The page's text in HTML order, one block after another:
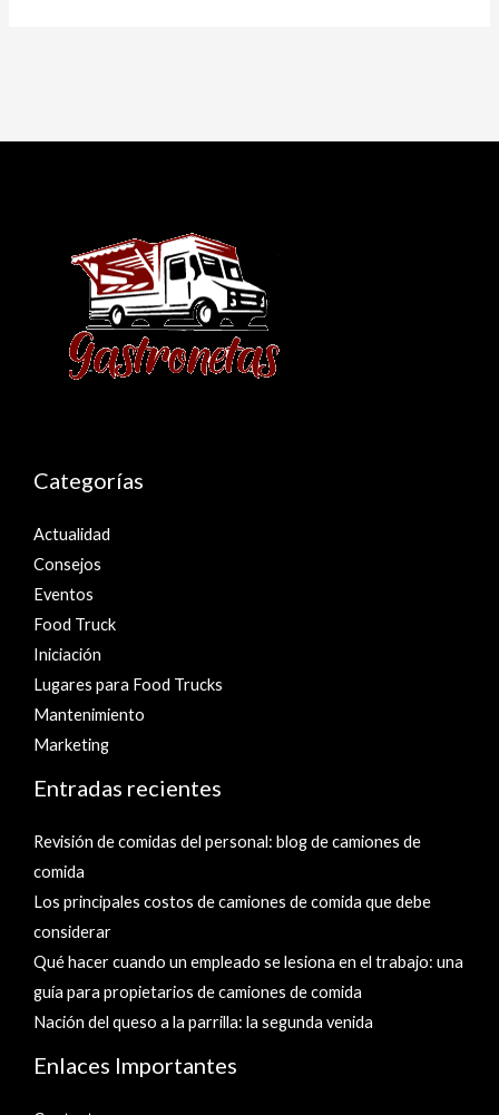
Categorías
Actualidad
Consejos
Eventos
Food Truck
Iniciación
Lugares para Food Trucks
Mantenimiento
Marketing
Entradas recientes
Revisión de comidas del personal: blog de camiones de
comida
Los principales costos de camiones de comida que debe
considerar
Qué hacer cuando un empleado se lesiona en el trabajo: una
guía para propietarios de camiones de comida
Nación del queso a la parrilla: la segunda venida
Enlaces Importantes